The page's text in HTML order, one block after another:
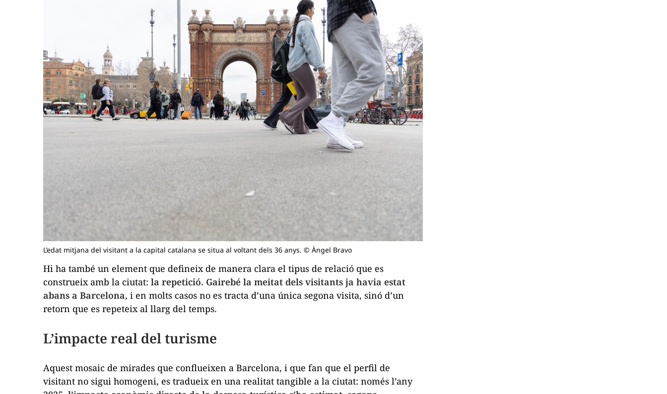
L’edat mitjana del visitant a la capital catalana se situa al voltant dels 36 anys. © Àngel Bravo
Hi ha també un element que defineix de manera clara el tipus de relació que es
construeix amb la ciutat: la repetició. Gairebé la meitat dels visitants ja havia estat
abans a Barcelona, i en molts casos no es tracta d’una única segona visita, sinó d’un
retorn que es repeteix al llarg del temps.
L’impacte real del turisme
Aquest mosaic de mirades que conflueixen a Barcelona, i que fan que el perfil de
visitant no sigui homogeni, es tradueix en una realitat tangible a la ciutat: només l’any